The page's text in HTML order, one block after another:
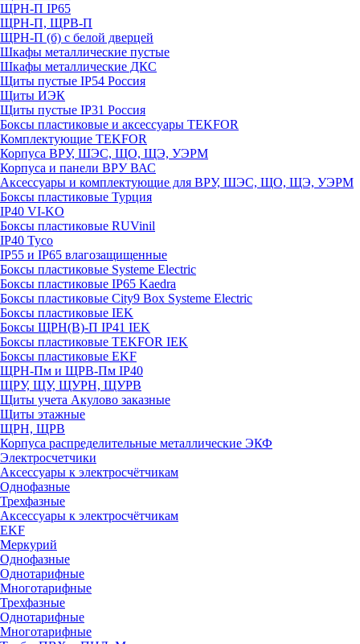
ЩРН-П IP65
ЩРН-П, ЩРВ-П
ЩРН-П (б) с белой дверцей
Шкафы металлические пустые
Шкафы металлические ДКС
Щиты пустые IP54 Россия
Щиты ИЭК
Щиты пустые IP31 Россия
Боксы пластиковые и аксессуары TEKFOR
Комплектующие TEKFOR
Корпуса ВРУ, ШЭС, ЩО, ЩЭ, УЭРМ
Корпуса и панели ВРУ ВАС
Аксессуары и комплектующие для ВРУ, ШЭС, ЩО, ЩЭ, УЭРМ
Боксы пластиковые Турция
IP40 VI-KO
Боксы пластиковые RUVinil
IP40 Тусо
IP55 и IP65 влагозащищенные
Боксы пластиковые Systeme Electric
Боксы пластиковые IP65 Kaedra
Боксы пластиковые City9 Box Systeme Electric
Боксы пластиковые IEK
Боксы ЩРН(В)-П IP41 IEK
Боксы пластиковые TEKFOR IEK
Боксы пластиковые EKF
ЩРН-Пм и ЩРВ-Пм IP40
ЩРУ, ЩУ, ЩУРН, ЩУРВ
Щиты учета Акулово заказные
Щиты этажные
ЩРН, ЩРВ
Корпуса распределительные металлические ЭКФ
Электросчетчики
Аксессуары к электросчётчикам
Однофазные
Трехфазные
Аксессуары к электросчётчикам
EKF
Меркурий
Однофазные
Однотарифные
Многотарифные
Трехфазные
Однотарифные
Многотарифные